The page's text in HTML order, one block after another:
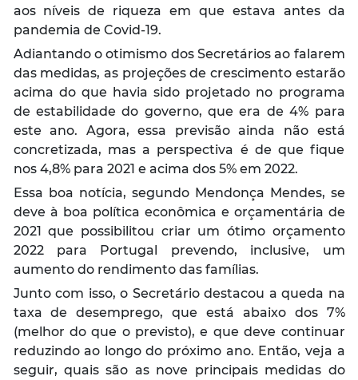
aos níveis de riqueza em que estava antes da
pandemia de Covid-19.
Adiantando o otimismo dos Secretários ao falarem
das medidas, as projeções de crescimento estarão
acima do que havia sido projetado no programa
de estabilidade do governo, que era de 4% para
este ano. Agora, essa previsão ainda não está
concretizada, mas a perspectiva é de que fique
nos 4,8% para 2021 e acima dos 5% em 2022.
Essa boa notícia, segundo Mendonça Mendes, se
deve à boa política econômica e orçamentária de
2021 que possibilitou criar um ótimo orçamento
2022 para Portugal prevendo, inclusive, um
aumento do rendimento das famílias.
Junto com isso, o Secretário destacou a queda na
taxa de desemprego, que está abaixo dos 7%
(melhor do que o previsto), e que deve continuar
reduzindo ao longo do próximo ano. Então, veja a
seguir, quais são as nove principais medidas do